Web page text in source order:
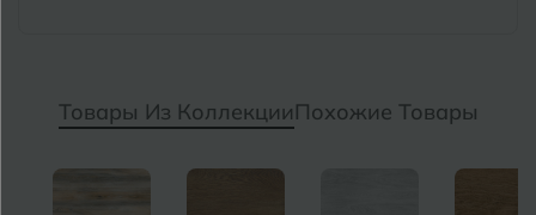
Товары Из КоллекцииПохожие Товары